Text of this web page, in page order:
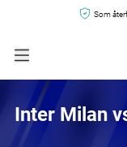
Som
Inter Milan